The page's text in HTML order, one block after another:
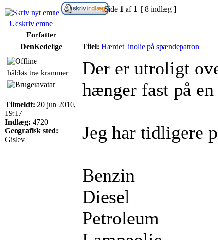
Side 1 af 1 [ 8 indlæg ]
Udskriv emne
Forfatter
DenKedelige
Titel: Hærdet linolie på spændepatron
håbløs træ krammer
Tilmeldt: 20 jun 2010,
19:17
Indlæg: 4720
Geografisk sted:
Gislev
Der er utroligt
hænger fast på
Jeg har tidligere
Benzin
Diesel
Petroleum